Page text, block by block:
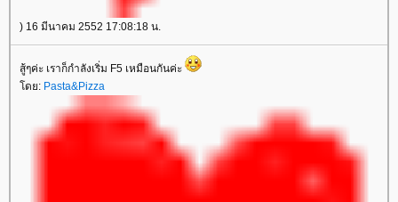
) 16 มีนาคม 2552 17:08:18 น.
สู้ๆค่ะ เราก็กำลังเริ่ม F5 เหมือนกันค่ะ
ดย: Pasta&Pizza